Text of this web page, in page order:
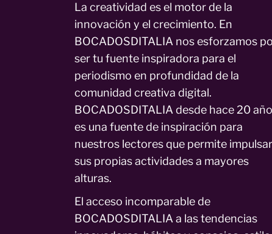
La creatividad es el motor de la
innovación y el crecimiento. En
BOCADOSDITALIA nos esforzamos
ser tu fuente inspiradora para el
periodismo en profundidad de la
comunidad creativa digital.
BOCADOSDITALIA desde hace 20
es una fuente de inspiración para
nuestros lectores que permite impulsar
sus propias actividades a mayores
alturas.
El acceso incomparable de
BOCADOSDITALIA a las tendencias